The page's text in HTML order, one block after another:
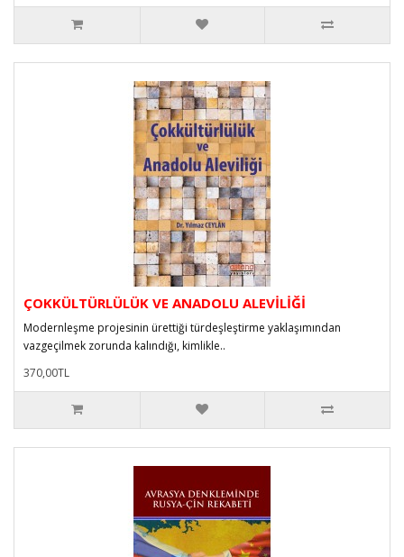
ÇOKKÜLTÜRLÜLÜK VE ANADOLU ALEVİLİĞİ
Modernleşme projesinin ürettiği türdeşleştirme yaklaşımından
vazgeçilmek zorunda kalındığı, kimlikle..
370,00TL